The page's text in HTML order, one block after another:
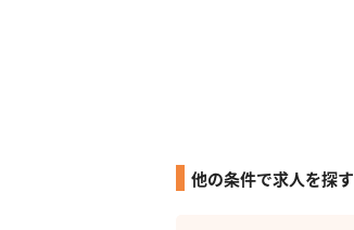
他の条件で求人を探す